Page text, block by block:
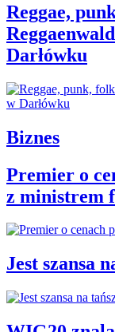
Reggae,
Darłówku
Biznes
Premier o
z ministrem
Jest szansa